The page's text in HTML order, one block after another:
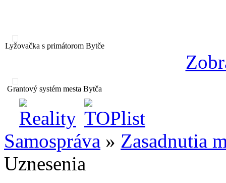
Lyžovačka s primátorom Bytče
Grantový systém mesta Bytča
Samospráva » Zasadnutia
Uznesenia